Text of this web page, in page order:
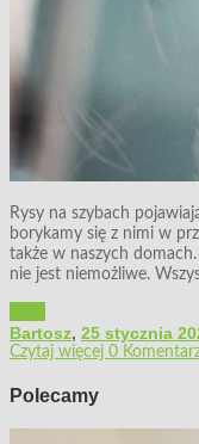
Rysy na szybach
borykamy się z nimi w
także w naszych
nie jest niemożliwe.
Bartosz, 25 stycznia
Czytaj więcej 0
Polecamy